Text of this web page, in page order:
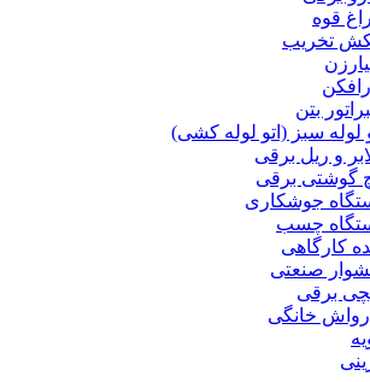
قوه
تخریب
بتن
لوله سبز (اتو لوله کشی)
و ریل برقی
گوشتی برقی
جوشکاری
چسب
کارگاهی
صنعتی
برقی
خانگی